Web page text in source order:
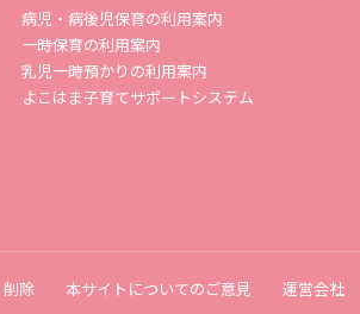
病児・病後児保育の利用案内
一時保育の利用案内
乳児一時預かりの利用案内
よこはま子育てサポートシステム
除 本サイトについてのご意見 運営会社